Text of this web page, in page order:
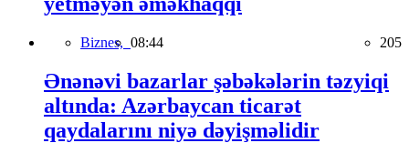
Biznes, 08:44 205
Ənənəvi bazarlar şəbəkələrin təzyiqi
altında: Azərbaycan ticarət
qaydalarını niyə dəyişməlidir